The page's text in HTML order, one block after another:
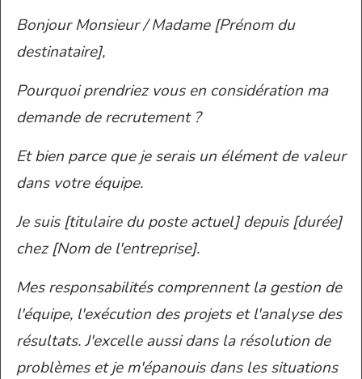
Bonjour Monsieur / Madame [Prénom du
destinataire],
Pourquoi prendriez vous en considération ma
demande de recrutement ?
Et bien parce que je serais un élément de valeur
dans votre équipe.
Je suis [titulaire du poste actuel] depuis [durée]
chez [Nom de l'entreprise].
Mes responsabilités comprennent la gestion de
l'équipe, l'exécution des projets et l'analyse des
résultats. J'excelle aussi dans la résolution de
problèmes et je m'épanouis dans les situations